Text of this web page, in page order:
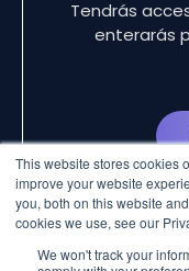
This website stores cookies
improve your website
you, both on this website
cookies we use, see our
We won't track your
Tendrás
enterarás